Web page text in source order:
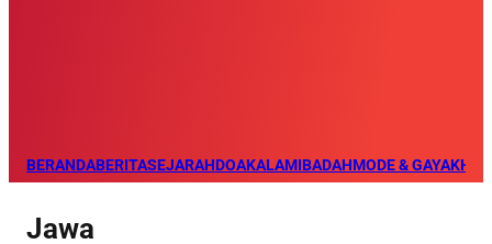
BERANDABERITASEJARAHDOAKALAMIBADAHMODE & GAYA
Jawa